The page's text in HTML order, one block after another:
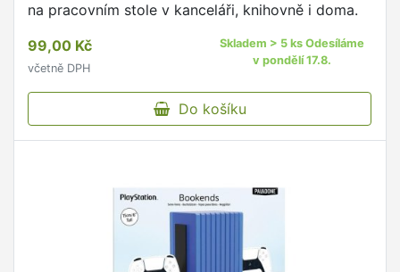
na pracovním stole v kanceláři, knihovně i doma.
99,00 Kč
včetně DPH
Skladem > 5 ks Odesíláme
v pondělí 17.8.
Do košíku